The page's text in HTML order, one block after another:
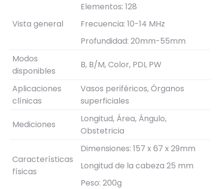
Vista general
Elementos: 128
Frecuencia: 10-14 MHz
Profundidad: 20mm-55mm
Modos
disponibles
B, B/M, Color, PDI, PW
Aplicaciones
clínicas
Vasos periféricos, Órganos
superficiales
Mediciones
Longitud, Área, Ángulo,
Obstetricia
Características
físicas
Dimensiones: 157 x 67 x 29mm
Longitud de la cabeza 25 mm
Peso: 200g